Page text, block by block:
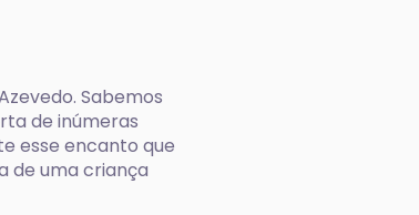
Sabemos
de inúmeras
esse encanto que
de uma criança